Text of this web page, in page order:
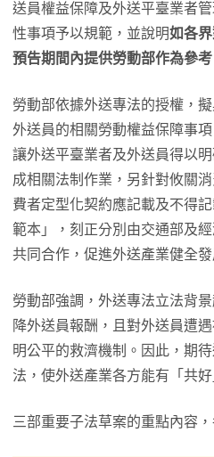
送員權益保障及外送平臺業者
性事項予以規範，並說明如各
預告期間內提供勞動部作為參考
勞動部依據外送專法的授權，
外送員的相關勞動權益保障事
讓外送平臺業者及外送員得以
成相關法制作業，另針對攸關
費者定型化契約應記載及不得
範本」，刻正分別由交通部及
共同合作，促進外送產業健全發
勞動部強調，外送專法立法背
降外送員報酬，且對外送員遭
明公平的救濟機制。因此，期
法，使外送產業各方能有「共好
三部重要子法草案的重點內容，